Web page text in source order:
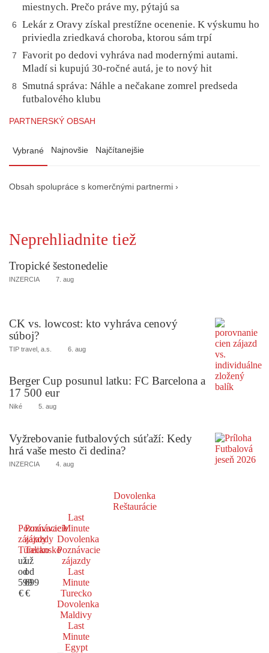
miestnych. Prečo práve my, pýtajú sa
6
Lekár z Oravy získal prestížne ocenenie. K výskumu ho
priviedla zriedkavá choroba, ktorou sám trpí
7
Favorit po dedovi vyhráva nad modernými autami.
Mladí si kupujú 30-ročné autá, je to nový hit
8
Smutná správa: Náhle a nečakane zomrel predseda
futbalového klubu
PARTNERSKÝ OBSAH
Vybrané Najnovšie Najčítanejšie
Obsah spolupráce s komerčnými partnermi ›
Neprehliadnite tiež
Tropické šestonedelie
INZERCIA 7. aug
CK vs. lowcost: kto vyhráva cenový
súboj?
TIP travel, a.s. 6. aug
Berger Cup posunul latku: FC Barcelona a
17 500 eur
Niké 5. aug
Vyžrebovanie futbalových súťaží: Kedy
hrá vaše mesto či dedina?
INZERCIA 4. aug
Dovolenka
Reštaurácie
Poznávacie
zájazdy
Turecko
už
od
599
€
Poznávacie
zájazdy
Taliansko
už
od
699
€
Last
Minute
Dovolenka
Poznávacie
zájazdy
Last
Minute
Turecko
Dovolenka
Maldivy
Last
Minute
Egypt